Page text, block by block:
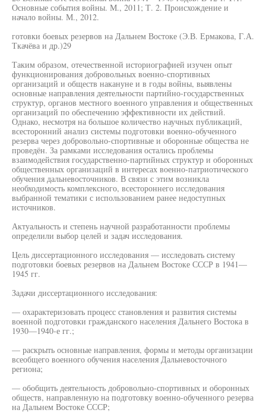
Основные события войны. М., 2011; Т. 2. Происхождение и
начало войны. М., 2012.
готовки боевых резервов на Дальнем Востоке (Э.В. Ермакова, Г.А.
Ткачёва и др.)29
Таким образом, отечественной историографией изучен опыт
функционирования добровольных военно-спортивных
организаций и обществ накануне и в годы войны, выявлены
основные направления деятельности партийно-государственных
структур, органов местного военного управления и общественных
организаций по обеспечению эффективности их действий.
Однако, несмотря на большое количество научных публикаций,
всесторонний анализ системы подготовки военно-обученного
резерва через добровольно-спортивные и оборонные общества не
проведён. За рамками исследования остались проблемы
взаимодействия государственно-партийных структур и оборонных
общественных организаций в интересах военно-патриотического
обучения дальневосточников. В связи с этим возникла
необходимость комплексного, всестороннего исследования
выбранной тематики с использованием ранее недоступных
источников.
Актуальность и степень научной разработанности проблемы
определили выбор целей и задач исследования.
Цель диссертационного исследования — исследовать систему
подготовки боевых резервов на Дальнем Востоке СССР в 1941—
1945 гг.
Задачи диссертационного исследования:
— охарактеризовать процесс становления и развития системы
военной подготовки гражданского населения Дальнего Востока в
1930—1940-е гг.;
— раскрыть основные направления, формы и методы организации
всеобщего военного обучения населения Дальневосточного
региона;
— обобщить деятельность добровольно-спортивных и оборонных
обществ, направленную на подготовку военно-обученного резерва
на Дальнем Востоке СССР;